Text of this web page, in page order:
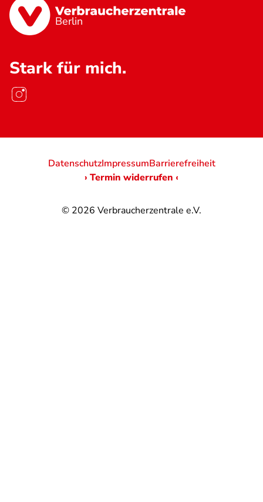
Berlin
Stark für mich.
© 2026 Verbraucherzentrale e.V.
DatenschutzImpressumBarrierefreiheit
› Termin widerrufen ‹